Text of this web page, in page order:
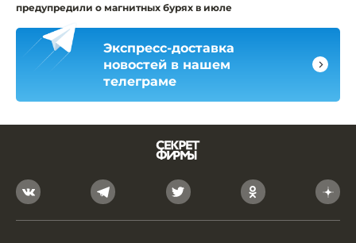
предупредили о магнитных бурях в июле
Экспресс-доставка
новостей в нашем
телеграме